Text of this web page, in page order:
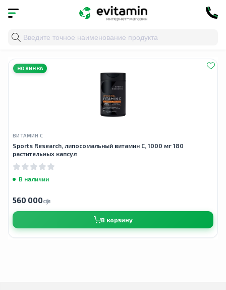
Главная » non gmo vitamin c
НОВИНКА
ВИТАМИН С
Sports Research, липосомальный витамин C, 1000 мг 180
растительных капсул
В наличии
560 000сӯм
В корзину